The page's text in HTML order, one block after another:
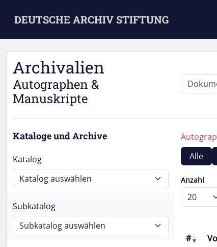
DEUTSCHE ARCHIV STIFTUNG
Archivalien
Autographen &
Manuskripte
Kataloge und Archive
Katalog
Subkatalog
Alle
Anzahl
#